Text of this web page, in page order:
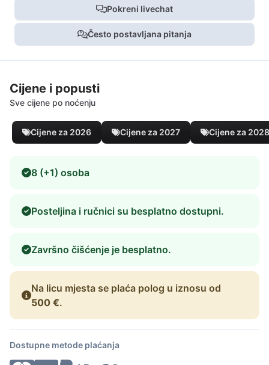
Pokreni livechat
Često postavljana pitanja
Cijene i popusti
Sve cijene po noćenju
Cijene za 2026 Cijene za 2027 Cijene za 2028
8 (+1) osoba
Posteljina i ručnici su besplatno dostupni.
Završno čišćenje je besplatno.
Na licu mjesta se plaća polog u iznosu od
500 €.
Dostupne metode plaćanja